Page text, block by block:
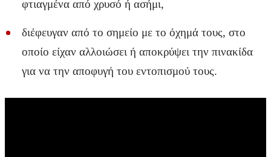
φτιαγμένα από χρυσό ή ασήμι,
διέφευγαν από το σημείο με το όχημά τους, στο
οποίο είχαν αλλοιώσει ή αποκρύψει την πινακίδα
για να την αποφυγή του εντοπισμού τους.